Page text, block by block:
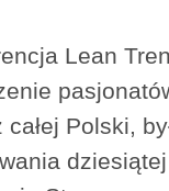
Lean
całej Polski,